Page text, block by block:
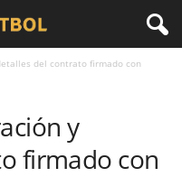
del contrato firmado con
y
firmado con